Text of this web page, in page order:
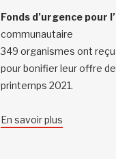
Fonds d’urgence pour
communautaire
349 organismes ont
pour bonifier leur offre
printemps 2021.
En savoir plus